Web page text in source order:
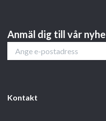
Anmäl dig till vår
Kontakt